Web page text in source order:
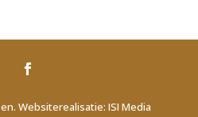
Websiterealisatie: ISI Media